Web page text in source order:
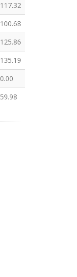
117.32
100.68
125.86
135.19
0.00
59.98